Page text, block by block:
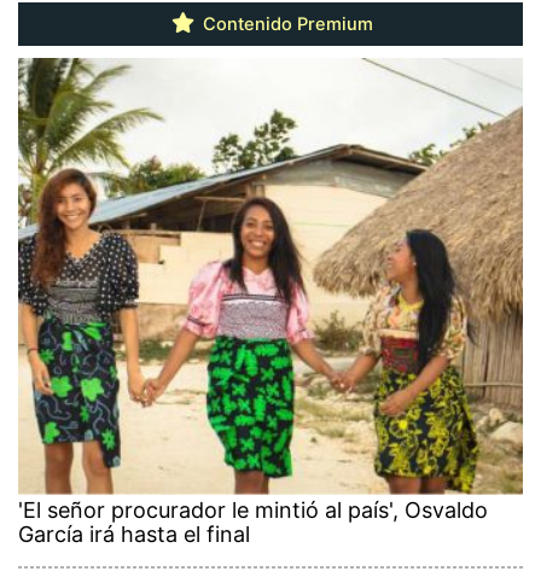
Contenido Premium
'El señor procurador le mintió al país', Osvaldo
García irá hasta el final